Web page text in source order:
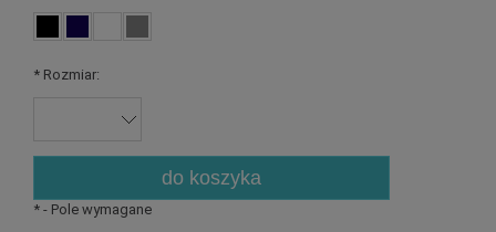
*Rozmiar:
do koszyka
*- Pole wymagane